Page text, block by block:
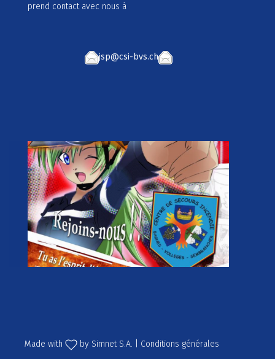
prend contact avec nous à
jsp@csi-bvs.ch
Made with by Simnet S.A. Conditions générales